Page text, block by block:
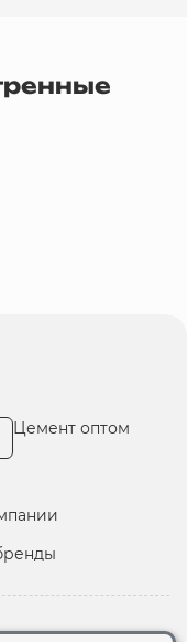
Цемент оптом